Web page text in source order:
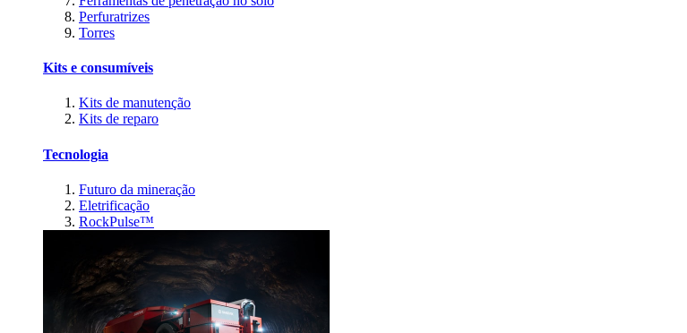
Perfuratrizes
Torres
Kits e consumíveis
Kits de manutenção
Kits de reparo
Tecnologia
Futuro da mineração
Eletrificação
RockPulse™